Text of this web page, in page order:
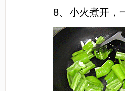
8、小火煮开，